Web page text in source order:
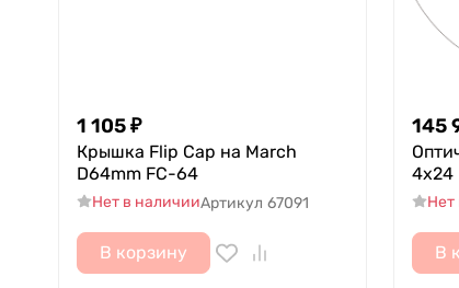
1 105₽
Крышка Flip Cap на March
D64mm FC-64
Нет в наличииАртикул 67091
В корзину
145
4х24
Нет
В